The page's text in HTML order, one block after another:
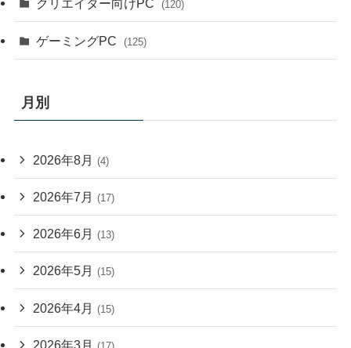
クリエイター向けPC (120)
ゲーミングPC (125)
月別
2026年8月 (4)
2026年7月 (17)
2026年6月 (13)
2026年5月 (15)
2026年4月 (15)
2026年3月